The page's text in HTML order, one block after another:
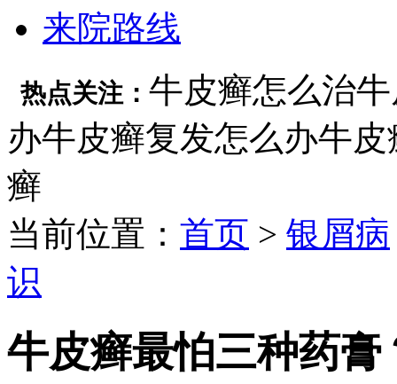
来院路线
热点关注： 牛皮癣怎么治
办牛皮癣复发怎么办牛皮
癣
当前位置： 首页 > 银屑病
识
牛皮癣最怕三种药